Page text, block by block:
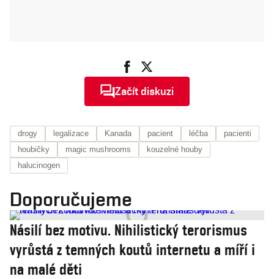
Začít diskuzi
drogy legalizace Kanada pacient léčba
pacienti
houbičky
magic mushrooms
kouzelné houby
halucinogen
Doporučujeme
Násilí bez motivu. Nihilistický terorismus
vyrůstá z temných koutů internetu a míří i
na malé děti